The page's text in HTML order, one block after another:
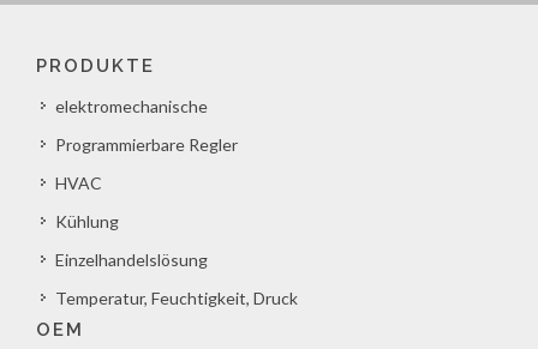
PRODUKTE
elektromechanische
Programmierbare Regler
HVAC
Kühlung
Einzelhandelslösung
Temperatur, Feuchtigkeit, Druck
OEM